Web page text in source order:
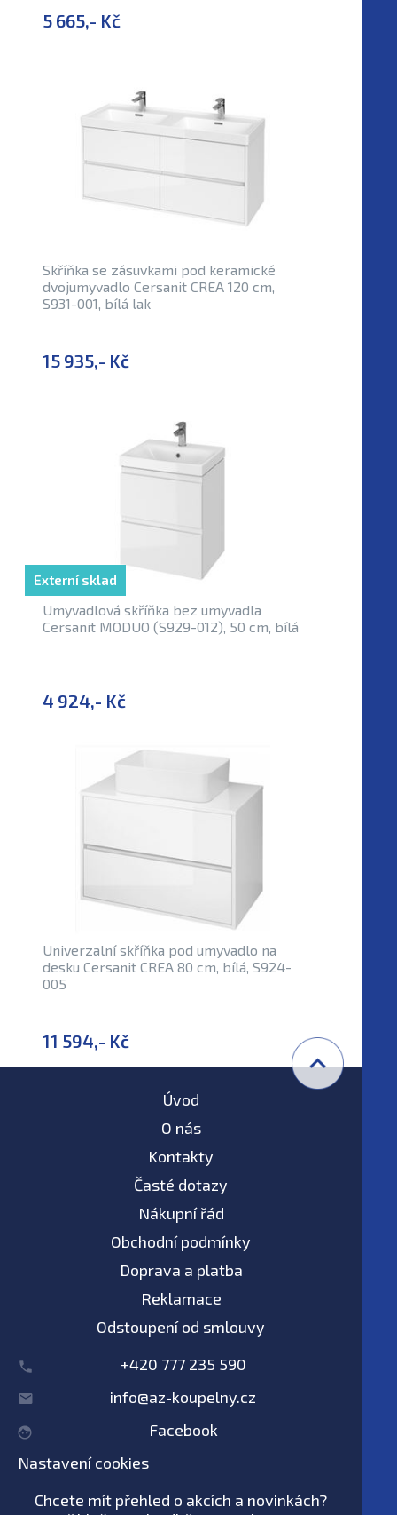
5 665,- Kč
Skříňka se zásuvkami pod keramické
dvojumyvadlo Cersanit CREA 120 cm,
S931-001, bílá lak
15 935,- Kč
Umyvadlová skříňka bez umyvadla
Cersanit MODUO (S929-012), 50 cm, bílá
4 924,- Kč
Externí sklad
Univerzalní skříňka pod umyvadlo na
desku Cersanit CREA 80 cm, bílá, S924-
005
11 594,- Kč
Úvod
O nás
Kontakty
Časté dotazy
Nákupní řád
Obchodní podmínky
Doprava a platba
Reklamace
Odstoupení od smlouvy
+420 777 235 590
info@az-koupelny.cz
Facebook
Nastavení cookies
Chcete mít přehled o akcích a novinkách?